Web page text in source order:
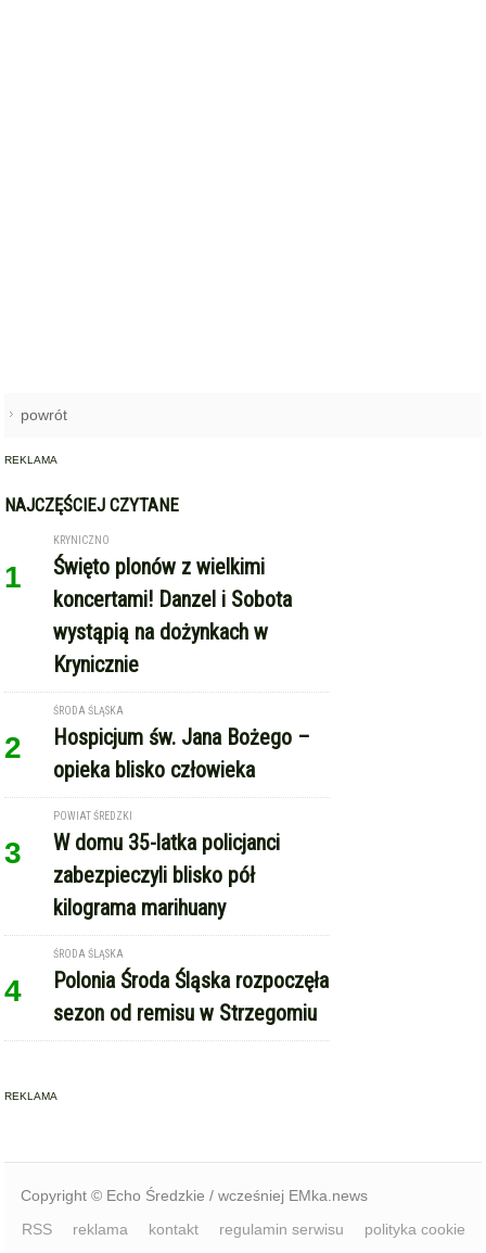
powrót
REKLAMA
NAJCZĘŚCIEJ CZYTANE
1
KRYNICZNO
Święto plonów z wielkimi
koncertami! Danzel i Sobota
wystąpią na dożynkach w
Krynicznie
2
ŚRODA ŚLĄSKA
Hospicjum św. Jana Bożego –
opieka blisko człowieka
3
POWIAT ŚREDZKI
W domu 35-latka policjanci
zabezpieczyli blisko pół
kilograma marihuany
4
ŚRODA ŚLĄSKA
Polonia Środa Śląska rozpoczęła
sezon od remisu w Strzegomiu
REKLAMA
Copyright © Echo Średzkie / wcześniej EMka.news
RSS
reklama kontakt regulamin serwisu polityka cookie